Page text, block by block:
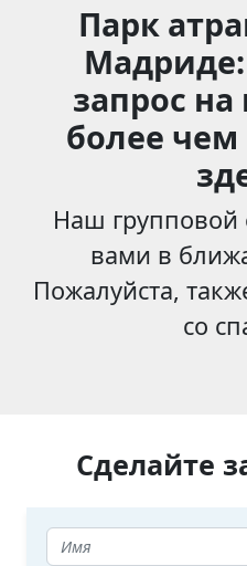
Парк
запрос на
более чем
Наш групповой
вами в
Пожалуйста,
со
Сделайте